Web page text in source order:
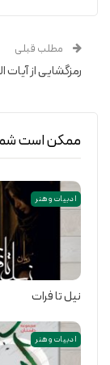
مطلب قبلی
رمزگشایی از آیات
ممکن است
ادبیات و هنر
نیل تا فرات
ادبیات و هنر